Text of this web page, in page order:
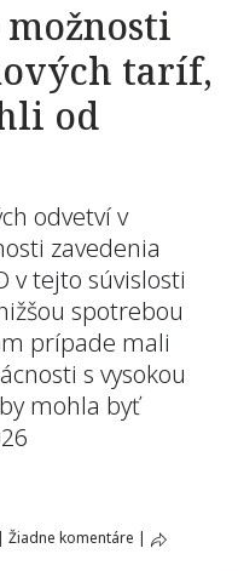
možnosti
taríf,
od
odvetví v
zavedenia
v tejto súvislosti
spotrebou
prípade mali
s vysokou
mohla byť
| Žiadne komentáre |